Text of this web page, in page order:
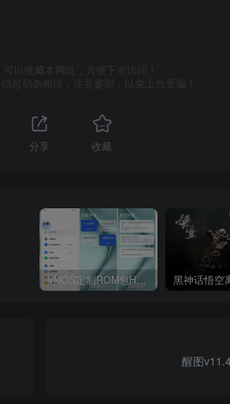
以收藏本网址，方便下次访问！
息切勿相信，注意鉴别，以免上当受骗！
分享 收藏
VMOS定制ROM包HnciseOS9.6.0兼容解锁
醒图